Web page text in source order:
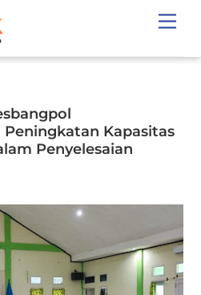
Kapasitas
Penyelesaian